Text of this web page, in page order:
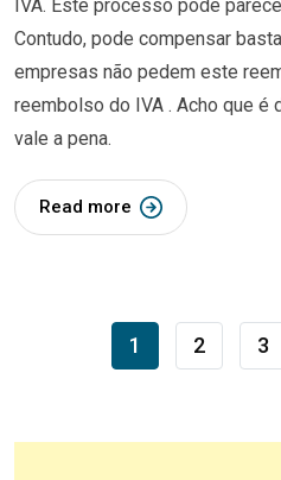
IVA. Este processo pode
Contudo, pode compensar
empresas não pedem este
reembolso do IVA . Acho que é
vale a pena.
Read more
1 2 3